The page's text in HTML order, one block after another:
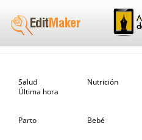
Salud
Nutrición
Última hora
Parto Bebé